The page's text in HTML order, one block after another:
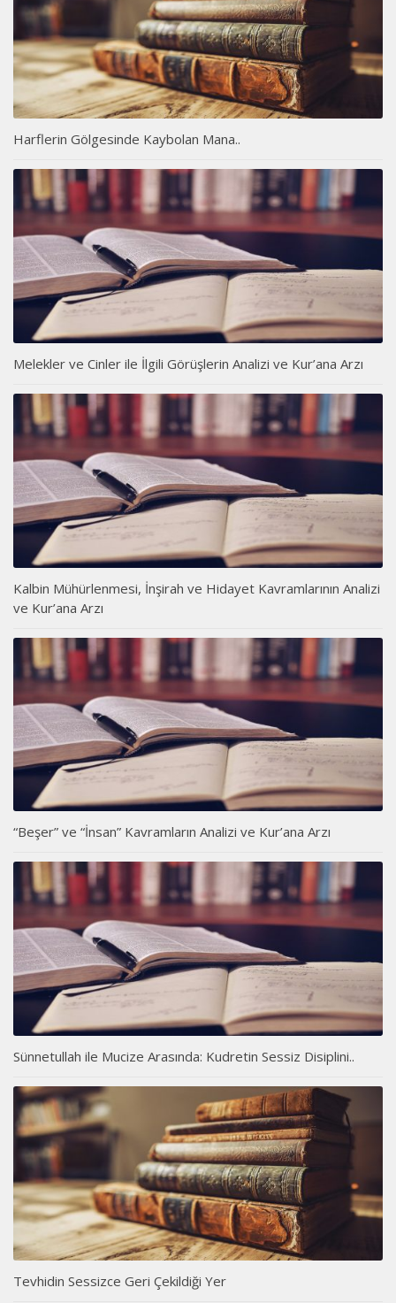
Harflerin Gölgesinde Kaybolan Mana..
Melekler ve Cinler ile İlgili Görüşlerin Analizi ve Kur’ana Arzı
Kalbin Mühürlenmesi, İnşirah ve Hidayet Kavramlarının Analizi
ve Kur’ana Arzı
“Beşer” ve “İnsan” Kavramların Analizi ve Kur’ana Arzı
Sünnetullah ile Mucize Arasında: Kudretin Sessiz Disiplini..
Tevhidin Sessizce Geri Çekildiği Yer